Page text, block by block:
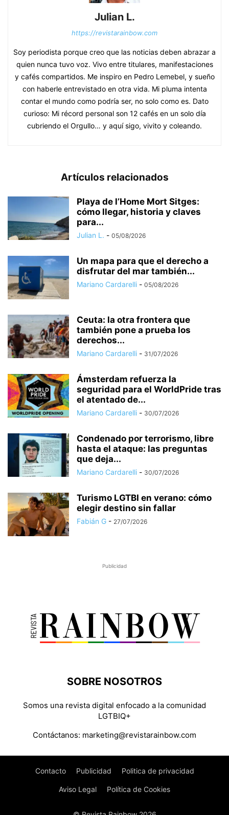
Julian L.
https://revistarainbow.com
Soy periodista porque creo que las noticias deben abrazar a
quien nunca tuvo voz. Vivo entre titulares, manifestaciones
y cafés compartidos. Me inspiro en Pedro Lemebel, y sueño
con haberle entrevistado en otra vida. Mi pluma intenta
contar el mundo como podría ser, no solo como es. Dato
curioso: Mi récord personal son 12 cafés en un solo día
cubriendo el Orgullo… y aquí sigo, vivito y coleando.
Artículos relacionados
Playa de l’Home Mort Sitges:
cómo llegar, historia y claves
para...
Julian L. - 05/08/2026
Un mapa para que el derecho a
disfrutar del mar también...
Mariano Cardarelli - 05/08/2026
Ceuta: la otra frontera que
también pone a prueba los
derechos...
Mariano Cardarelli - 31/07/2026
Ámsterdam refuerza la
seguridad para el WorldPride tras
el atentado de...
Mariano Cardarelli - 30/07/2026
Condenado por terrorismo, libre
hasta el ataque: las preguntas
que deja...
Mariano Cardarelli - 30/07/2026
Turismo LGTBI en verano: cómo
elegir destino sin fallar
Fabián G - 27/07/2026
Publicidad
SOBRE NOSOTROS
Somos una revista digital enfocado a la comunidad
LGTBIQ+
Contáctanos: marketing@revistarainbow.com
Contacto Publicidad Politica de privacidad
Aviso Legal Política de Cookies